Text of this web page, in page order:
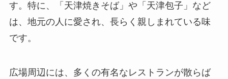
す。特に、「天津焼きそば」や「天津包子」など
は、地元の人に愛され、長らく親しまれている味
です。
広場周辺には、多くの有名なレストランが散らば